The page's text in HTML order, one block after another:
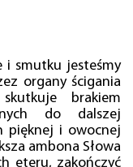
i smutku jesteśmy
organy ścigania
brakiem
do dalszej
pięknej i owocnej
ambona Słowa
eteru, zakończyć